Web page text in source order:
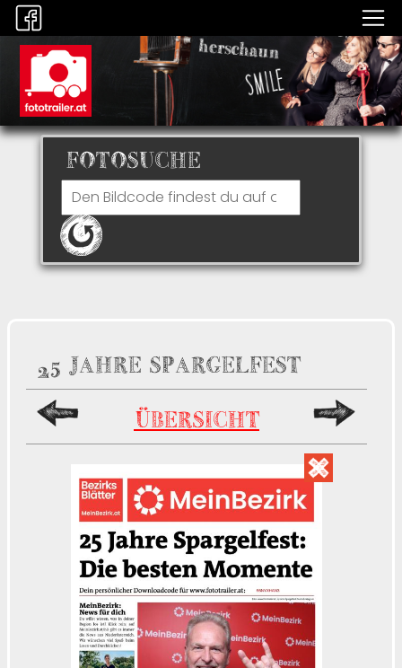
FOTOSUCHE
25 JAHRE SPARGELFEST
ÜBERSICHT